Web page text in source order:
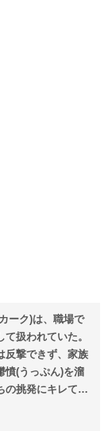
ーク)は、職場で
扱われていた。
反撃できず、家族
憤(うっぷん)を溜
の挑発にキレて連